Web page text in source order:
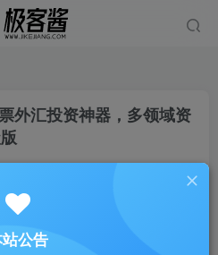
外汇投资神器，多领域资
私信
面覆盖股票、基金、债券、外
公告